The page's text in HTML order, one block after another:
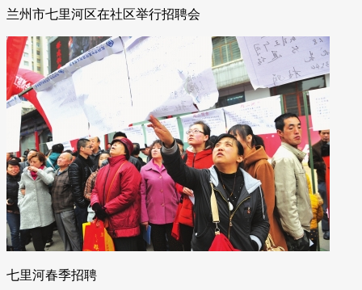
兰州市七里河区在社区举行招聘会
七里河春季招聘